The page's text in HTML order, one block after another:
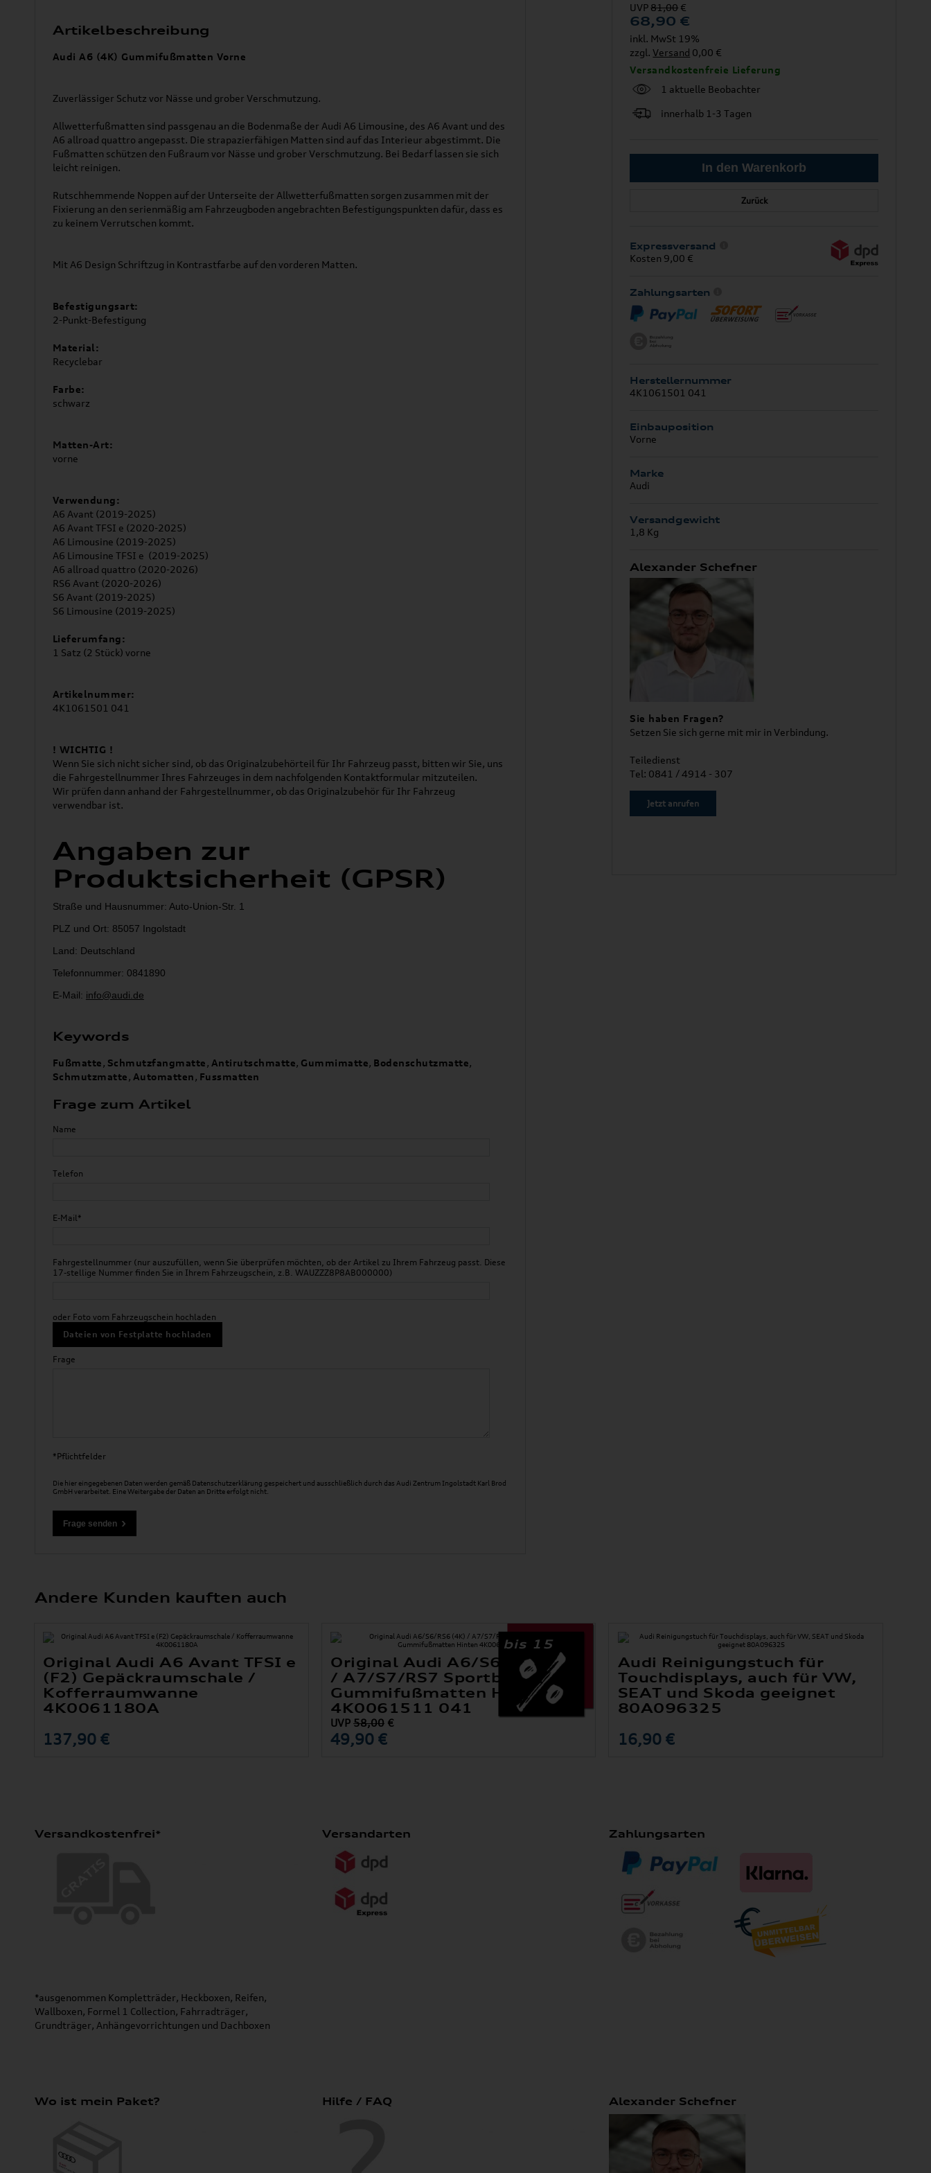
Artikelbeschreibung
Audi A6 (4K) Gummifußmatten Vorne
Zuverlässiger Schutz vor Nässe und grober Verschmutzung.
Allwetterfußmatten sind passgenau an die Bodenmaße der Audi A6 Limousine, des A6 Avant und des
A6 allroad quattro angepasst. Die strapazierfähigen Matten sind auf das Interieur abgestimmt. Die
Fußmatten schützen den Fußraum vor Nässe und grober Verschmutzung. Bei Bedarf lassen sie sich
leicht reinigen.
Rutschhemmende Noppen auf der Unterseite der Allwetterfußmatten sorgen zusammen mit der
Fixierung an den serienmäßig am Fahrzeugboden angebrachten Befestigungspunkten dafür, dass es
zu keinem Verrutschen kommt.
Mit A6 Design Schriftzug in Kontrastfarbe auf den vorderen Matten.
Befestigungsart:
2-Punkt-Befestigung
Material:
Recyclebar
Farbe:
schwarz
Matten-Art:
vorne
Verwendung:
A6 Avant (2019-2025)
A6 Avant TFSI e (2020-2025)
A6 Limousine (2019-2025)
A6 Limousine TFSI e (2019-2025)
A6 allroad quattro (2020-2026)
RS6 Avant (2020-2026)
S6 Avant (2019-2025)
S6 Limousine (2019-2025)
Lieferumfang:
1 Satz (2 Stück) vorne
Artikelnummer:
4K1061501 041
! WICHTIG !
Wenn Sie sich nicht sicher sind, ob das Originalzubehörteil für Ihr Fahrzeug passt, bitten wir Sie, uns
die Fahrgestellnummer Ihres Fahrzeuges in dem nachfolgenden Kontaktformular mitzuteilen.
Wir prüfen dann anhand der Fahrgestellnummer, ob das Originalzubehör für Ihr Fahrzeug
verwendbar ist.
Angaben zur
Produktsicherheit (GPSR)
Straße und Hausnummer: Auto-Union-Str. 1
PLZ und Ort: 85057 Ingolstadt
Land: Deutschland
Telefonnummer: 0841890
E-Mail: info@audi.de
Keywords
Fußmatte, Schmutzfangmatte, Antirutschmatte, Gummimatte, Bodenschutzmatte,
Schmutzmatte, Automatten, Fussmatten
Frage zum Artikel
Name
Telefon
E-Mail*
Fahrgestellnummer (nur auszufüllen, wenn Sie überprüfen möchten, ob der Artikel zu Ihrem Fahrzeug passt. Diese
17-stellige Nummer finden Sie in Ihrem Fahrzeugschein, z.B. WAUZZZ8P8AB000000)
oder Foto vom Fahrzeugschein hochladen
Dateien von Festplatte hochladen
Frage
*Pflichtfelder
Die hier eingegebenen Daten werden gemäß Datenschutzerklärung gespeichert und ausschließlich durch das Audi Zentrum Ingolstadt Karl Brod
GmbH verarbeitet. Eine Weitergabe der Daten an Dritte erfolgt nicht.
UVP81,00 €
68,90 €
inkl. MwSt 19%
zzgl.Versand 0,00 €
Versandkostenfreie Lieferung
1 aktuelle Beobachter
innerhalb 1-3 Tagen
Zurück
Expressversand
Kosten 9,00 €
Zahlungsarten
Herstellernummer
4K1061501 041
Einbauposition
Vorne
Marke
Audi
Versandgewicht
1,8 Kg
Alexander Schefner
Sie haben Fragen?
Setzen Sie sich gerne mit mir in Verbindung.
Teiledienst
Tel: 0841 / 4914 - 307
Jetzt anrufen
Andere Kunden kauften auch
Original Audi A6 Avant TFSI e
(F2) Gepäckraumschale /
Kofferraumwanne
4K0061180A
137,90 €
bis 15
Original Audi A6/S6/RS6 (4K)
/ A7/S7/RS7 Sportback (4K)
Gummifußmatten Hinten
4K0061511 041
UVP58,00 €
49,90 €
Audi Reinigungstuch für
Touchdisplays, auch für VW,
SEAT und Skoda geeignet
80A096325
16,90 €
Versandkostenfrei*
*ausgenommen Kompletträder, Heckboxen, Reifen,
Wallboxen, Formel 1 Collection, Fahrradträger,
Grundträger, Anhängevorrichtungen und Dachboxen
Versandarten Zahlungsarten
Wo ist mein Paket? Hilfe / FAQ Alexander Schefner